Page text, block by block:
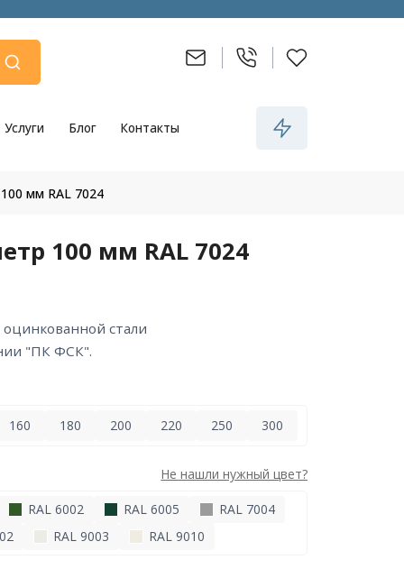
Услуги Блог Контакты
мм RAL 7024
100 мм RAL 7024
"ПК ФСК".
160 180 200 220 250 300
Не нашли нужный цвет?
RAL 6002 RAL 6005
RAL 7004
RAL 9003 RAL 9010